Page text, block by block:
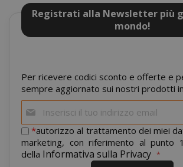
Registrati alla Newsletter più
mondo!
Per ricevere codici sconto e offerte e
sempre aggiornato sui nostri prodotti
alla
nostra
newsletter:
*autorizzo al trattamento dei miei
marketing, con riferimento al punto
della Informativa sulla Privacy
X-Magento-Vary